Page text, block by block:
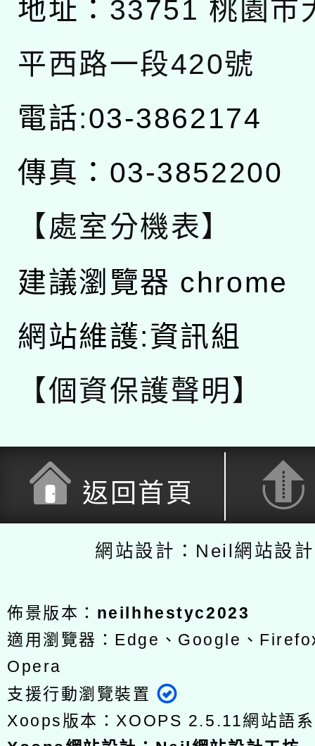
地址： 33751 桃園市
平西路一段420號
電話:03-3862174
傳真：03-3852200
【處室分機表】
建議瀏覽器 chrome
網站維護:資訊組
【個資保護聲明】
返回首頁
網站設計：Neil網站設
佈景版本： neilhhestyc2023
適用瀏覽器：Edge、Google、
Opera
支援行動瀏覽裝置
Xoops版本： XOOPS 2.5.11網站語